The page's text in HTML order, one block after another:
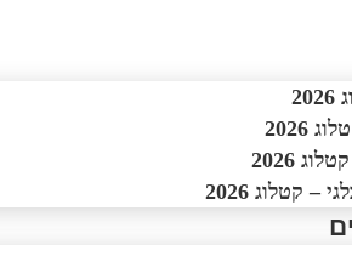
2026
2026
קטלוג 2026